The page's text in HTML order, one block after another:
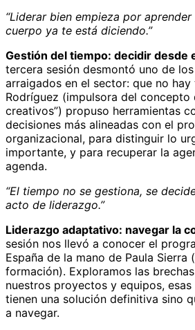
“Liderar bien empieza por
cuerpo ya te está diciendo.”
Gestión del tiempo: decidir desde
tercera sesión desmontó uno de
arraigados en el sector: que no
Rodríguez (impulsora del concepto
creativos”) propuso herramientas
decisiones más alineadas con el
organizacional, para distinguir lo
importante, y para recuperar la
agenda.
“El tiempo no se gestiona, se
acto de liderazgo.”
Liderazgo adaptativo: navegar la
sesión nos llevó a conocer el
España de la mano de Paula Sierra
formación). Exploramos las
nuestros proyectos y equipos,
tienen una solución definitiva sino
a navegar.